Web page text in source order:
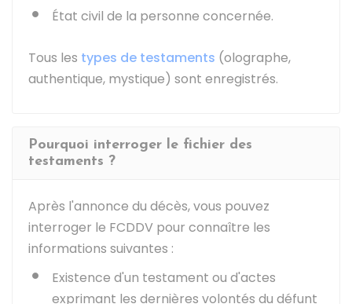
État civil de la personne concernée.
Tous les types de testaments (olographe,
authentique, mystique) sont enregistrés.
Pourquoi interroger le fichier des
testaments ?
Après l'annonce du décès, vous pouvez
interroger le FCDDV pour connaître les
informations suivantes :
Existence d'un testament ou d'actes
exprimant les dernières volontés du défunt